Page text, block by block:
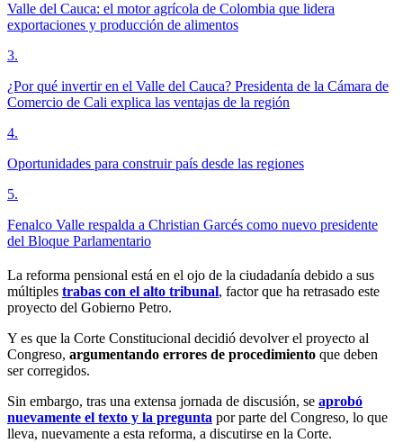
Valle del Cauca: el motor agrícola de Colombia que lidera
exportaciones y producción de alimentos
3.
¿Por qué invertir en el Valle del Cauca? Presidenta de la Cámara de
Comercio de Cali explica las ventajas de la región
4.
Oportunidades para construir país desde las regiones
5.
Fenalco Valle respalda a Christian Garcés como nuevo presidente
del Bloque Parlamentario
La reforma pensional está en el ojo de la ciudadanía debido a sus
múltiples trabas con el alto tribunal, factor que ha retrasado este
proyecto del Gobierno Petro.
Y es que la Corte Constitucional decidió devolver el proyecto al
Congreso, argumentando errores de procedimiento que deben
ser corregidos.
Sin embargo, tras una extensa jornada de discusión, se aprobó
nuevamente el texto y la pregunta por parte del Congreso, lo que
lleva, nuevamente a esta reforma, a discutirse en la Corte.